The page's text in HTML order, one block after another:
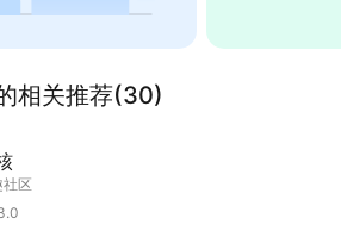
相关推荐(30)
社区